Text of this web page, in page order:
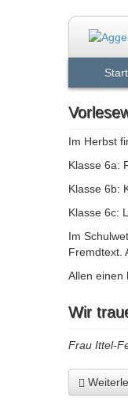
Start
Im Herbst
Klasse 6a:
Klasse 6b:
Klasse 6c:
Im
Fremdtext.
Allen einen
Wir
Frau Ittel-